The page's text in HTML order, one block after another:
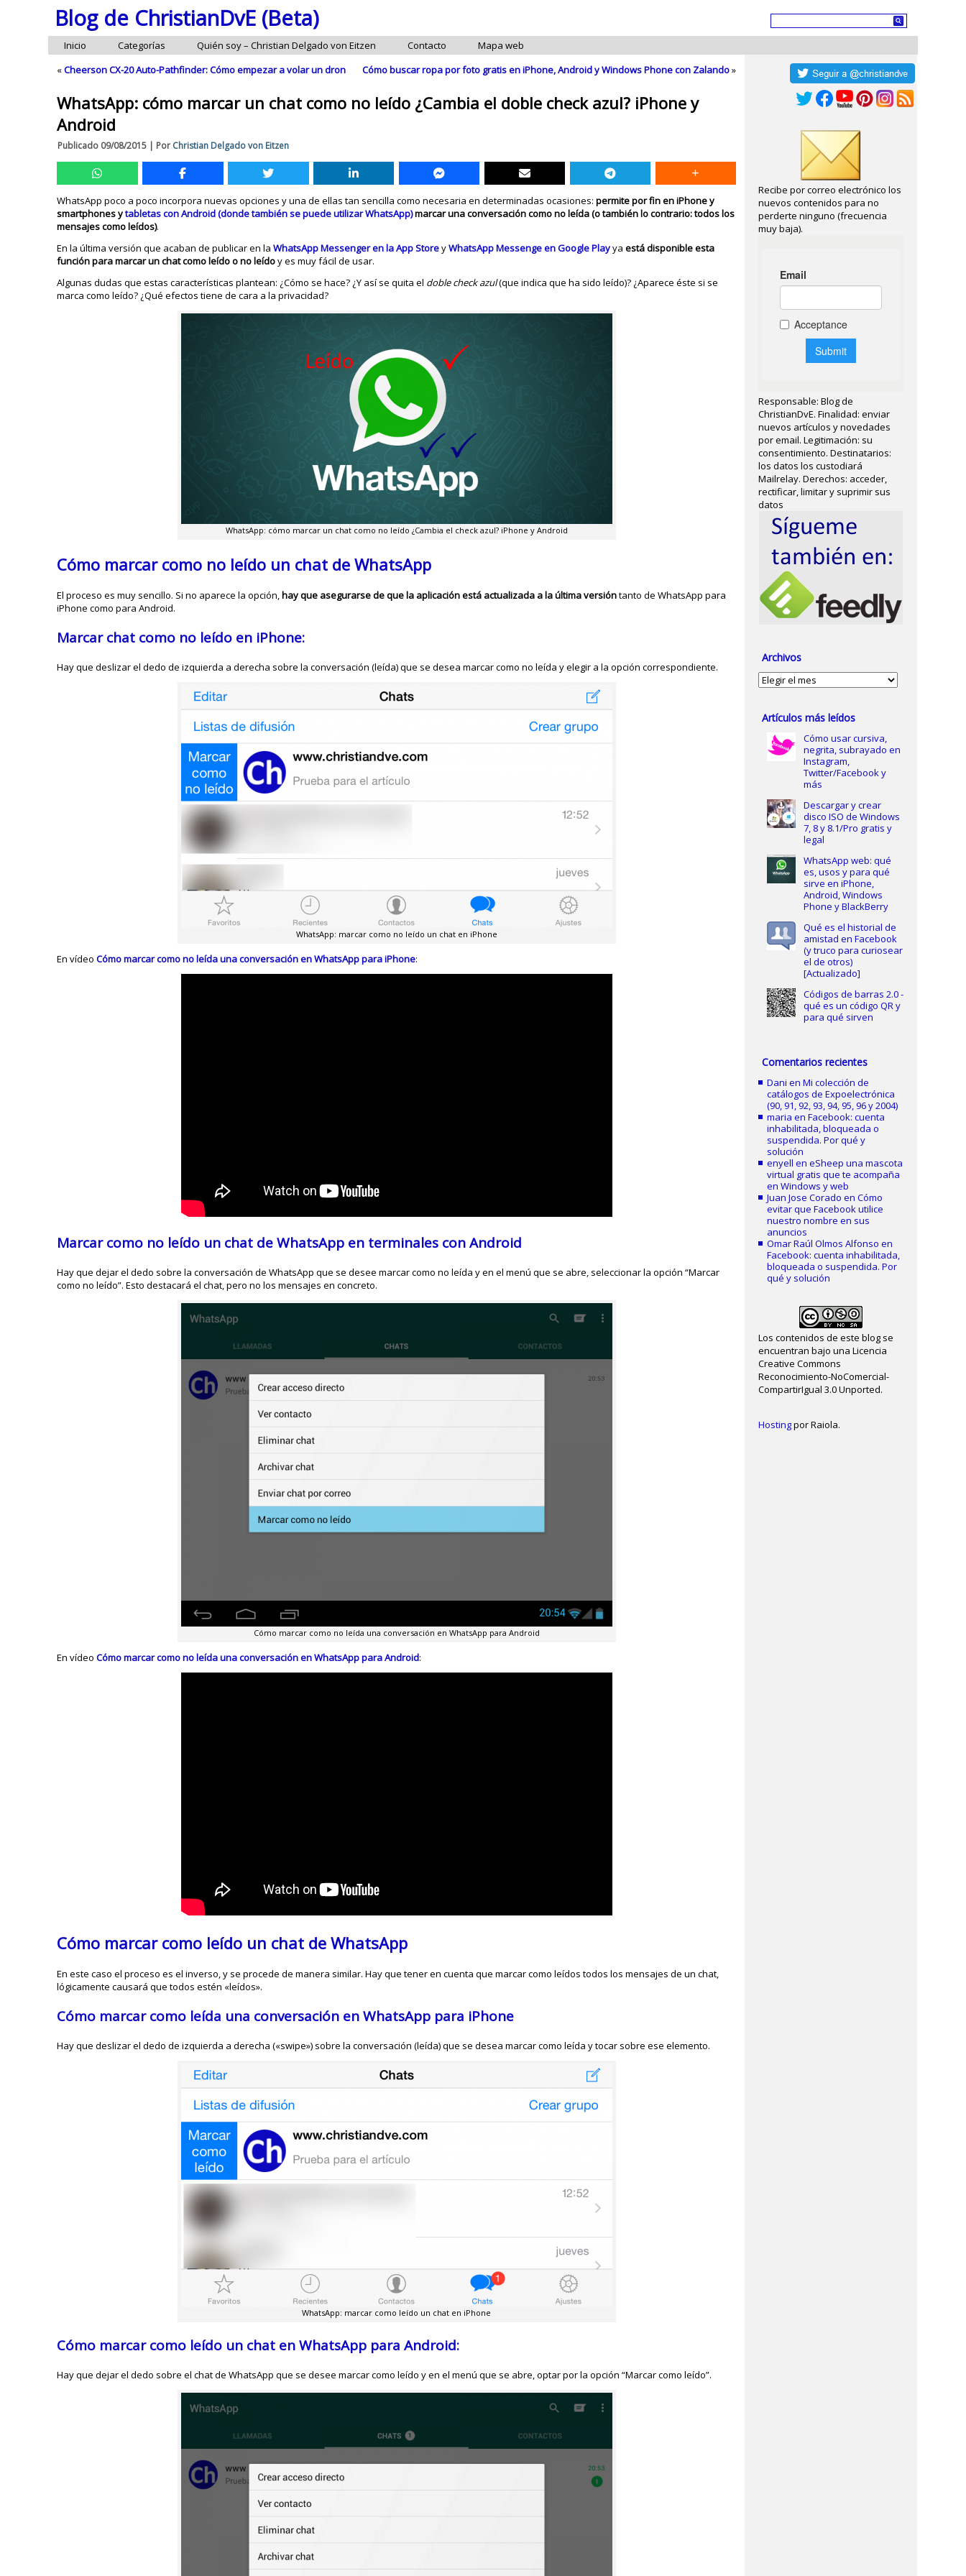
Blog de ChristianDvE (Beta)
Inicio Categorías Quién soy – Christian Delgado von Eitzen Contacto
Mapa web
«Cheerson CX-20 Auto-Pathfinder: Cómo empezar a volar un dron Cómo buscar ropa por foto gratis en iPhone, Android y Windows Phone con Zalando»
WhatsApp: cómo marcar un chat como no leído ¿Cambia el doble check azul? iPhone y
Android
Publicado 09/08/2015 | Por Christian Delgado von Eitzen
WhatsApp poco a poco incorpora nuevas opciones y una de ellas tan sencilla como necesaria en determinadas ocasiones:permite por fin en iPhone y
smartphones ytabletas con Android (donde también se puede utilizar WhatsApp)marcar una conversación como no leída(o también lo contrario: todos los
mensajes como leídos).
En la última versión que acaban de publicar en laWhatsApp Messenger en la App StoreyWhatsApp Messenge en Google Playyaestá disponible esta
función para marcar un chat como leído o no leídoy es muy fácil de usar.
Algunas dudas que estas características plantean: ¿Cómo se hace? ¿Y así se quita el doble check azul(que indica que ha sido leído)? ¿Aparece éste si se
marca como leído? ¿Qué efectos tiene de cara a la privacidad?
WhatsApp: cómo marcar un chat como no leído ¿Cambia el check azul? iPhone y Android
Cómo marcar como no leído un chat de WhatsApp
El proceso es muy sencillo. Si no aparece la opción,hay que asegurarse de que la aplicación está actualizada a la última versióntanto de WhatsApp para
iPhone como para Android.
Marcar chat como no leído en iPhone:
Hay que deslizar el dedo de izquierda a derecha sobre la conversación (leída) que se desea marcar como no leída y elegir a la opción correspondiente.
WhatsApp: marcar como no leído un chat en iPhone
En vídeoCómo marcar como no leída una conversación en WhatsApp para iPhone:
Marcar como no leído un chat de WhatsApp en terminales con Android
Hay que dejar el dedo sobre la conversación de WhatsApp que se desee marcar como no leída y en el menú que se abre, seleccionar la opción “Marcar
como no leído”. Esto destacará el chat, pero no los mensajes en concreto.
Cómo marcar como no leída una conversación en WhatsApp para Android
En vídeoCómo marcar como no leída una conversación en WhatsApp para Android:
Cómo marcar como leído un chat de WhatsApp
En este caso el proceso es el inverso, y se procede de manera similar. Hay que tener en cuenta que marcar como leídos todos los mensajes de un chat,
lógicamente causará que todos estén «leídos».
Cómo marcar como leída una conversación en WhatsApp para iPhone
Hay que deslizar el dedo de izquierda a derecha («swipe») sobre la conversación (leída) que se desea marcar como leída y tocar sobre ese elemento.
WhatsApp: marcar como leído un chat en iPhone
Cómo marcar como leído un chat en WhatsApp para Android:
Hay que dejar el dedo sobre el chat de WhatsApp que se desee marcar como leído y en el menú que se abre, optar por la opción “Marcar como leído”.
Recibe por correo electrónico los
nuevos contenidos para no
perderte ninguno (frecuencia
muy baja).
Responsable: Blog de
ChristianDvE. Finalidad: enviar
nuevos artículos y novedades
por email. Legitimación: su
consentimiento. Destinatarios:
los datos los custodiará
Mailrelay. Derechos: acceder,
rectificar, limitar y suprimir sus
datos
Archivos
Archivos
Artículos más leídos
Cómo usar cursiva,
negrita, subrayado en
Instagram,
Twitter/Facebook y
más
Descargar y crear
disco ISO de Windows
7, 8 y 8.1/Pro gratis y
legal
WhatsApp web: qué
es, usos y para qué
sirve en iPhone,
Android, Windows
Phone y BlackBerry
Qué es el historial de
amistad en Facebook
(y truco para curiosear
el de otros)
[Actualizado]
Códigos de barras 2.0 -
qué es un código QR y
para qué sirven
Comentarios recientes
Dani enMi colección de
catálogos de Expoelectrónica
(90, 91, 92, 93, 94, 95, 96 y 2004)
maria enFacebook: cuenta
inhabilitada, bloqueada o
suspendida. Por qué y
solución
enyell eneSheep una mascota
virtual gratis que te acompaña
en Windows y web
Juan Jose Corado enCómo
evitar que Facebook utilice
nuestro nombre en sus
anuncios
Omar Raúl Olmos Alfonso en
Facebook: cuenta inhabilitada,
bloqueada o suspendida. Por
qué y solución
Los contenidos de este blog se
encuentran bajo una Licencia
Creative Commons
Reconocimiento-NoComercial-
CompartirIgual 3.0 Unported.
Hostingpor Raiola.